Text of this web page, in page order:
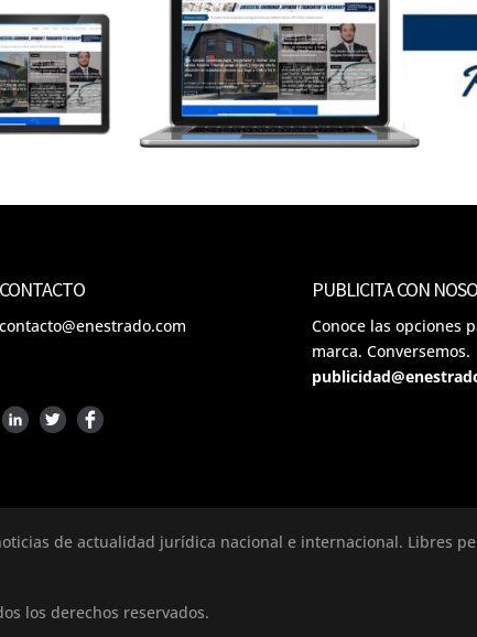
CONTACTO
contacto@enestrado.com
PUBLICITA CON
Conoce las opciones
marca. Conversemos.
de actualidad jurídica nacional e internacional. Libres
los derechos reservados.